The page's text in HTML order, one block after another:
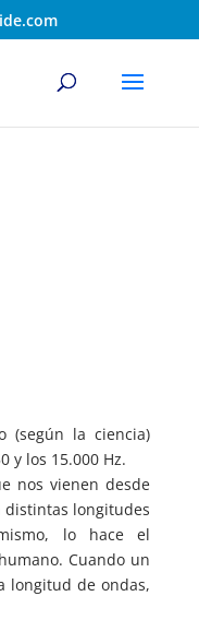
(según la ciencia)
y los 15.000 Hz.
nos vienen desde
distintas longitudes
lo hace el
Cuando un
longitud de ondas,